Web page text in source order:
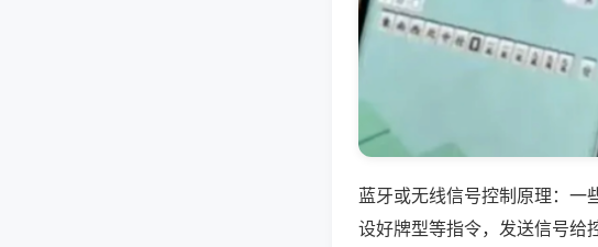
蓝牙或无线信号控制原理：一
设好牌型等指令，发送信号给